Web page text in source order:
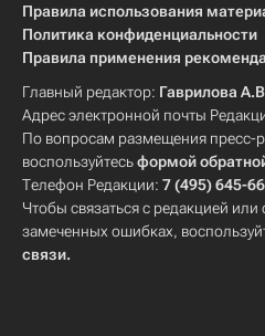
Правила использования
Политика конфиденциальности
Правила применения
Главный редактор: Гаврилова
Адрес электронной почты
По вопросам размещения пресс-
воспользуйтесьформой
Телефон Редакции: 7 (495) 645-
Чтобы связаться с редакцией
замеченных ошибках,
связи.